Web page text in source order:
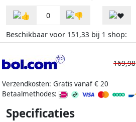
0
Beschikbaar voor 151,33 bij 1 shop:
Verzendkosten: Gratis vanaf € 20
Betaalmethodes:
169,98
Specificaties